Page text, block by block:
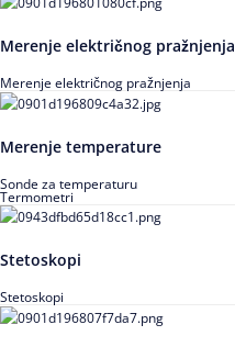
Merenje električnog pražnjenja
Merenje električnog pražnjenja
Merenje temperature
Sonde za temperaturu
Termometri
Stetoskopi
Stetoskopi